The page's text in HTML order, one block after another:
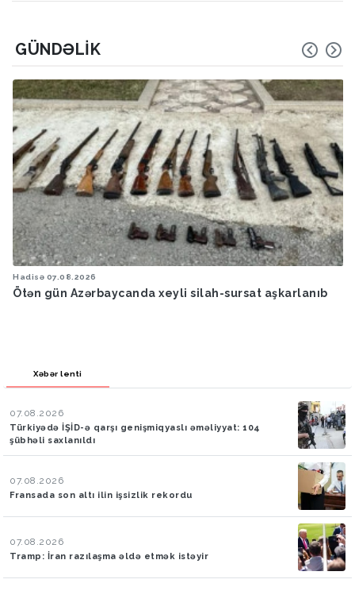
GÜNDƏLIK
Hadisə 07.08.2026
Ötən gün Azərbaycanda xeyli silah-sursat aşkarlanıb
Xəbər lenti
07.08.2026
Türkiyədə İŞİD-ə qarşı genişmiqyaslı əməliyyat: 104
şübhəli saxlanıldı
07.08.2026
Fransada son altı ilin işsizlik rekordu
07.08.2026
Tramp: İran razılaşma əldə etmək istəyir